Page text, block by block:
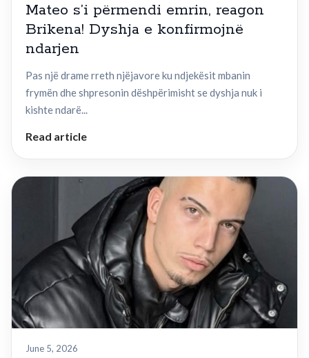
Mateo s’i përmendi emrin, reagon
Brikena! Dyshja e konfirmojnë
ndarjen
Pas një drame rreth njëjavore ku ndjekësit mbanin
frymën dhe shpresonin dëshpërimisht se dyshja nuk i
kishte ndarë...
Read article
June 5, 2026